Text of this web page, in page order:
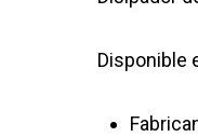
Disponible